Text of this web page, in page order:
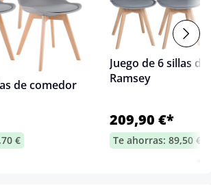
de comedor
€
Juego de 6 sillas
Ramsey
209,90 €*
Te ahorras: 89,50 €